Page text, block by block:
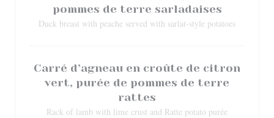
pommes de terre sarladaises
Duck breast with peache served with sarlat-style potatoes
Carré d’agneau en croûte de citron
vert, purée de pommes de terre
rattes
Rack of lamb with lime crust and Ratte potato purée